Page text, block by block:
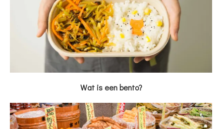
Wat is een bento?